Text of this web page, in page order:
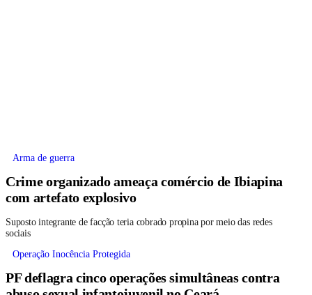
Arma de guerra
Crime organizado ameaça comércio de Ibiapina
com artefato explosivo
Suposto integrante de facção teria cobrado propina por meio das redes
sociais
Operação Inocência Protegida
PF deflagra cinco operações simultâneas contra